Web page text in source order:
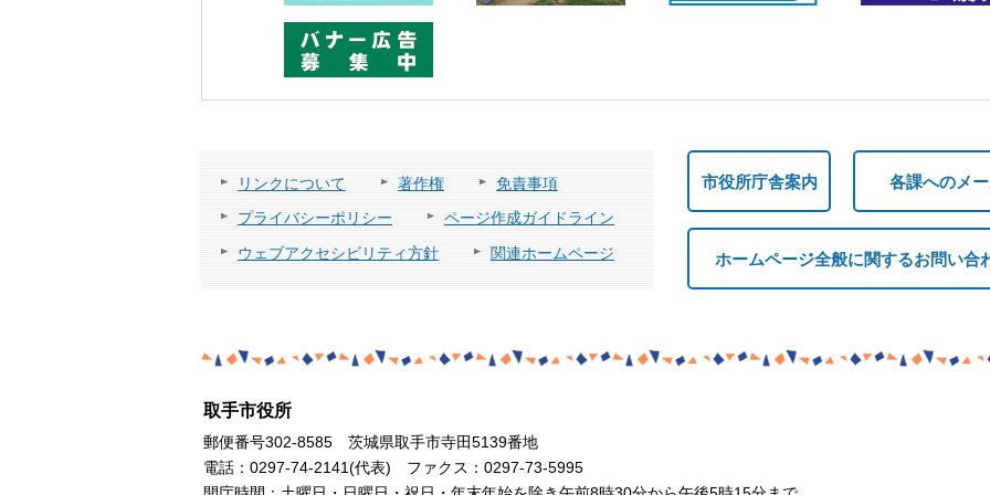
リンクについて 著作権
免責事項
プライバシーポリシー
ページ作成ガイドライン
ウェブアクセシビリティ方針
関連ホームページ
市役所庁舎案内 各課へのメ
ホームページ全般に関するお問い合
取手市役所
郵便番号302-8585 茨城県取手市寺田5139番地
電話：0297-74-2141(代表) ファクス：0297-73-5995